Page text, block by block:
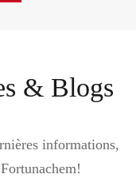
& Blogs
informations,